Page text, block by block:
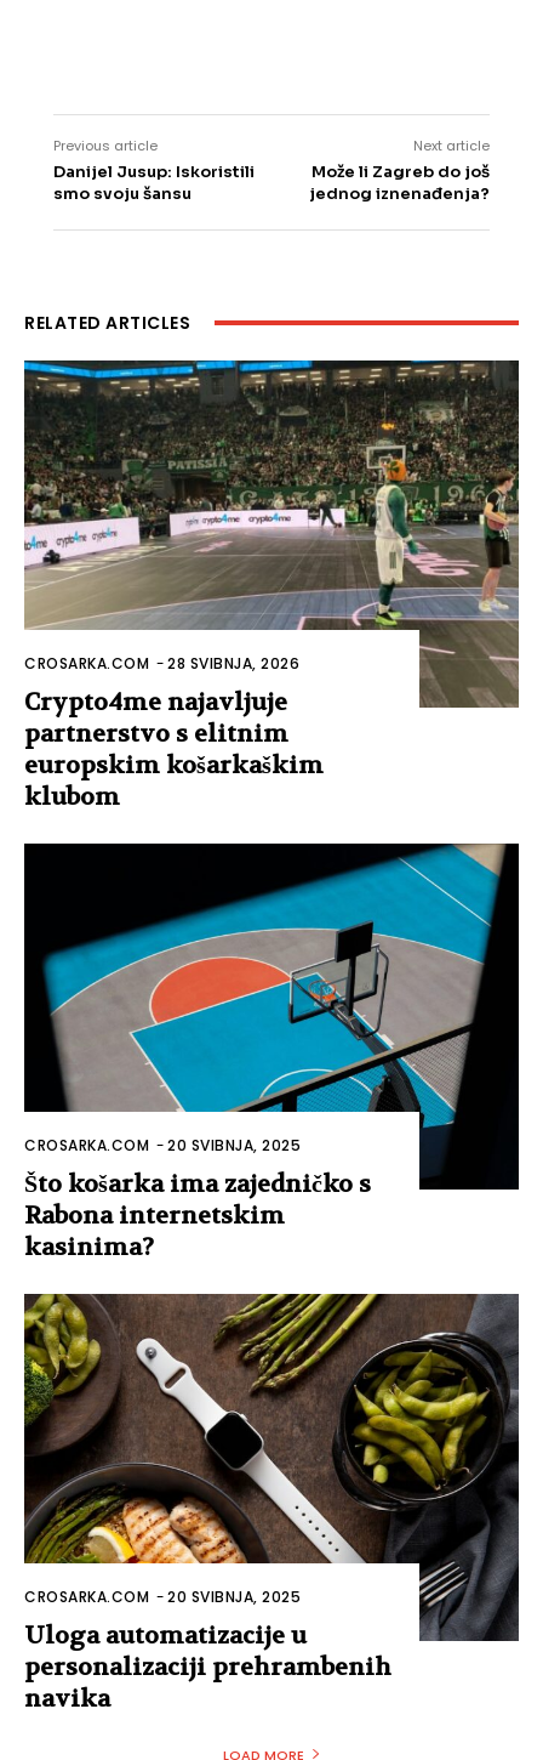
Previous article
Danijel Jusup: Iskoristili
smo svoju šansu
Next article
Može li Zagreb do još
jednog iznenađenja?
RELATED ARTICLES
CROSARKA.COM -28 SVIBNJA, 2026
Crypto4me najavljuje
partnerstvo s elitnim
europskim košarkaškim
klubom
CROSARKA.COM -20 SVIBNJA, 2025
Što košarka ima zajedničko s
Rabona internetskim
kasinima?
CROSARKA.COM -20 SVIBNJA, 2025
Uloga automatizacije u
personalizaciji prehrambenih
navika
LOAD MORE